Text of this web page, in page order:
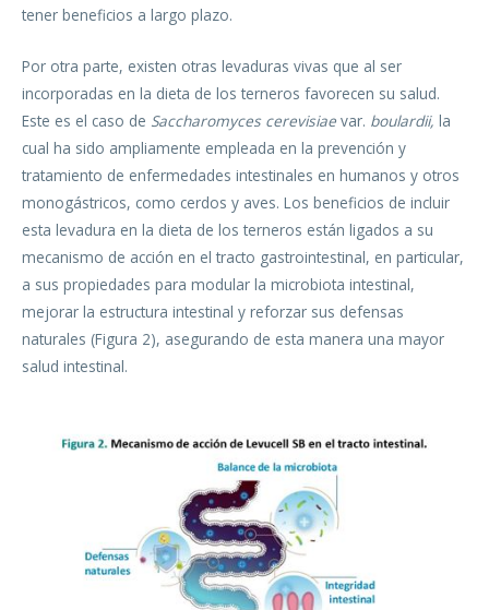
tener beneficios a largo plazo.
Por otra parte, existen otras levaduras vivas que al ser
incorporadas en la dieta de los terneros favorecen su salud.
Este es el caso de Saccharomyces cerevisiae var. boulardii, la
cual ha sido ampliamente empleada en la prevención y
tratamiento de enfermedades intestinales en humanos y otros
monogástricos, como cerdos y aves. Los beneficios de incluir
esta levadura en la dieta de los terneros están ligados a su
mecanismo de acción en el tracto gastrointestinal, en particular,
a sus propiedades para modular la microbiota intestinal,
mejorar la estructura intestinal y reforzar sus defensas
naturales (Figura 2), asegurando de esta manera una mayor
salud intestinal.